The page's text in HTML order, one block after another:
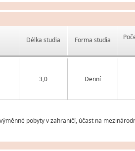
Délka studia Forma studia
3,0 Denní
pobyty v zahraničí, účast na